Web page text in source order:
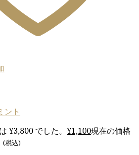
ト
¥3,800 でした。 ¥1,100現在の価格
(税込)